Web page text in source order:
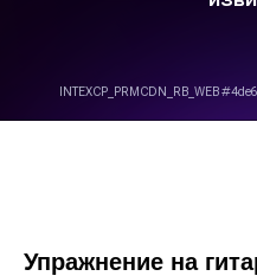
Упражнение на